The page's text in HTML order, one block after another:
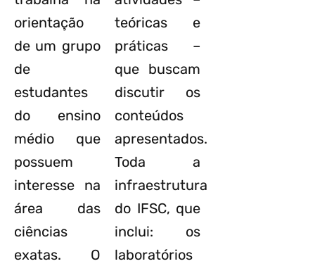
orientação
de um grupo
de
estudantes
do ensino
médio que
possuem
interesse na
área das
ciências
exatas. O
teóricas e
práticas –
que buscam
discutir os
conteúdos
apresentados.
Toda a
infraestrutura
do IFSC, que
inclui: os
laboratórios